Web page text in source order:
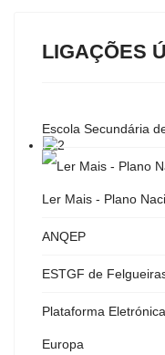
LIGAÇÕES
Escola Secundária
Ler Mais - Plano
ANQEP
ESTGF de
Plataforma
Europa